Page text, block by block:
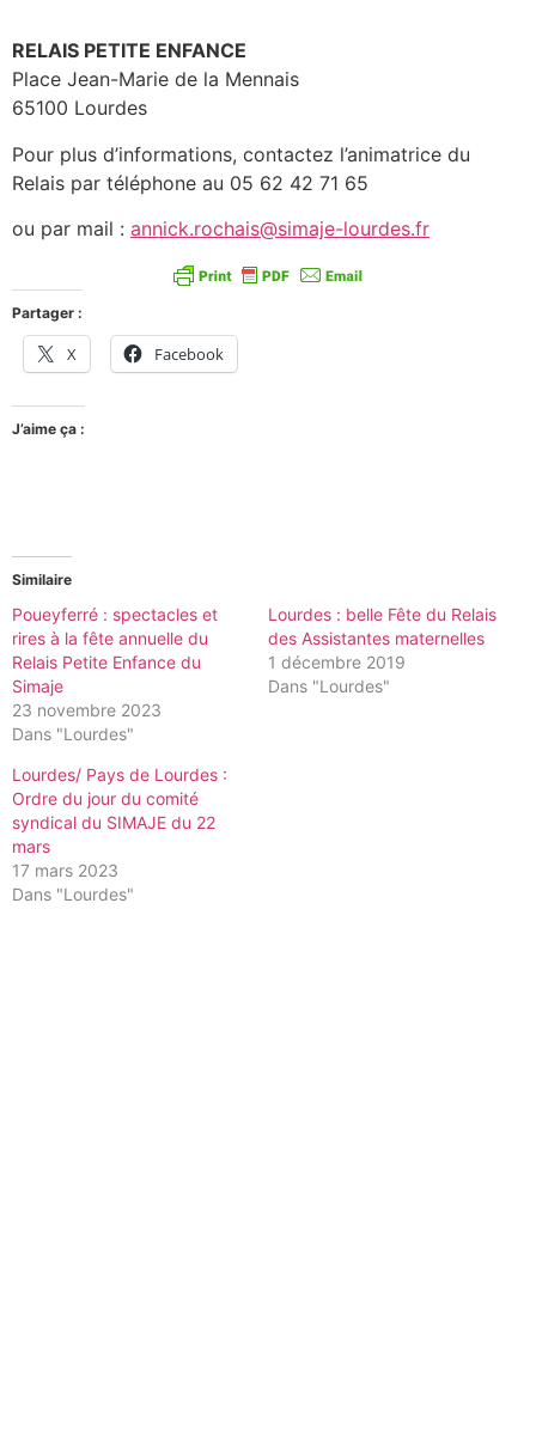
RELAIS PETITE ENFANCE
Place Jean-Marie de la Mennais
65100 Lourdes
Pour plus d’informations, contactez l’animatrice du
Relais par téléphone au 05 62 42 71 65
ou par mail : annick.rochais@simaje-lourdes.fr
Partager :
X Facebook
J’aime ça :
Similaire
Poueyferré : spectacles et
rires à la fête annuelle du
Relais Petite Enfance du
Simaje
23 novembre 2023
Dans "Lourdes"
Lourdes : belle Fête du Relais
des Assistantes maternelles
1 décembre 2019
Dans "Lourdes"
Lourdes/ Pays de Lourdes :
Ordre du jour du comité
syndical du SIMAJE du 22
mars
17 mars 2023
Dans "Lourdes"